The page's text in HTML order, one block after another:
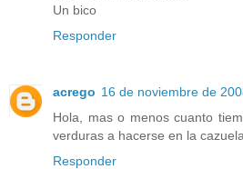
Un bico
Responder
acrego 16 de noviembre de
Hola, mas o menos cuanto
verduras a hacerse en la
Responder